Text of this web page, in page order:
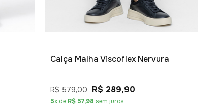
Calça Malha Viscoflex Nervura
R$ 579,00 R$ 289,90
5x de R$ 57,98 sem juros